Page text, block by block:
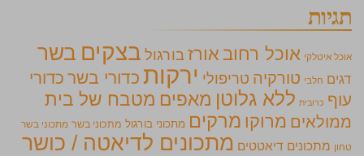
תגיות
אוכל איטלקי אוכל רחוב אורזבורגול בצקים בשר
דגים חלבי טורקיה טריפולי ירקות כדורי בשר כדורי
עוף כרובית ללא גלוטן מאפים מטבח של בית
ממולאים מרוקו מרקים מתכוני בורגול מתכוני בשר מתכוני בשר
טחון מתכונים דיאטטים מתכונים לדיאטה / כושר